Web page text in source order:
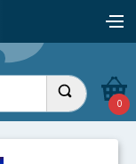
Udfør søgning
0